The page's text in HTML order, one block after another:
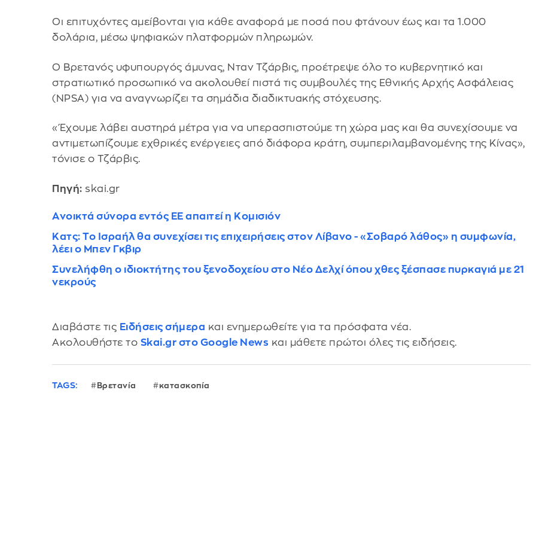
Οι επιτυχόντες αμείβονται για κάθε αναφορά με ποσά που φτάνουν έως και τα 1.000
δολάρια, μέσω ψηφιακών πλατφορμών πληρωμών.
Ο Βρετανός υφυπουργός άμυνας, Νταν Τζάρβις, προέτρεψε όλο το κυβερνητικό και
στρατιωτικό προσωπικό να ακολουθεί πιστά τις συμβουλές της Εθνικής Αρχής Ασφάλειας
(NPSA) για να αναγνωρίζει τα σημάδια διαδικτυακής στόχευσης.
«Έχουμε λάβει αυστηρά μέτρα για να υπερασπιστούμε τη χώρα μας και θα συνεχίσουμε να
αντιμετωπίζουμε εχθρικές ενέργειες από διάφορα κράτη, συμπεριλαμβανομένης της Κίνας»,
τόνισε ο Τζάρβις.
Πηγή: skai.gr
Aνοικτά σύνορα εντός ΕΕ απαιτεί η Κομισιόν
Κατς: Το Ισραήλ θα συνεχίσει τις επιχειρήσεις στον Λίβανο - «Σοβαρό λάθος» η συμφωνία,
λέει ο Μπεν Γκβιρ
Συνελήφθη ο ιδιοκτήτης του ξενοδοχείου στο Νέο Δελχί όπου χθες ξέσπασε πυρκαγιά με 21
νεκρούς
Διαβάστε τις Ειδήσεις σήμερα και ενημερωθείτε για τα πρόσφατα νέα.
Ακολουθήστε το Skai.gr στο Google News και μάθετε πρώτοι όλες τις ειδήσεις.
TAGS: Βρετανία κατασκοπία